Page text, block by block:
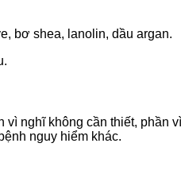
bơ shea, lanolin, dầu argan.
nghĩ không cần thiết,
nguy hiểm khác.